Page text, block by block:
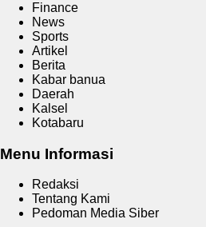
Finance
News
Sports
Artikel
Berita
Kabar banua
Daerah
Kalsel
Kotabaru
Menu Informasi
Redaksi
Tentang Kami
Pedoman Media Siber